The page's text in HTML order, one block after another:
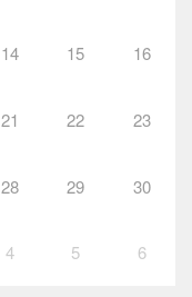
14 15 16
21 22 23
28 29 30
4 5 6